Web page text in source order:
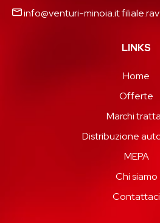
info@venturi-minoia.it
LINKS
Home
Offerte
Marchi
Distribuzione
MEPA
Chi siamo
Contattaci